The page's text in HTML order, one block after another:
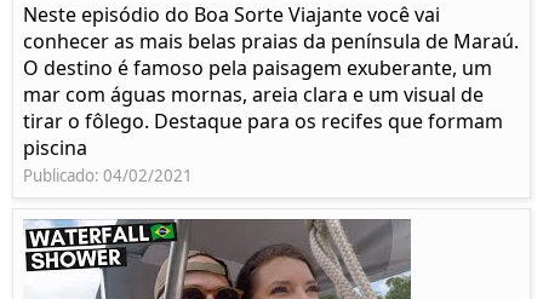
Neste episódio do Boa Sorte Viajante você vai
conhecer as mais belas praias da península de Maraú.
O destino é famoso pela paisagem exuberante, um
mar com águas mornas, areia clara e um visual de
tirar o fôlego. Destaque para os recifes que formam
piscina
Publicado: 04/02/2021